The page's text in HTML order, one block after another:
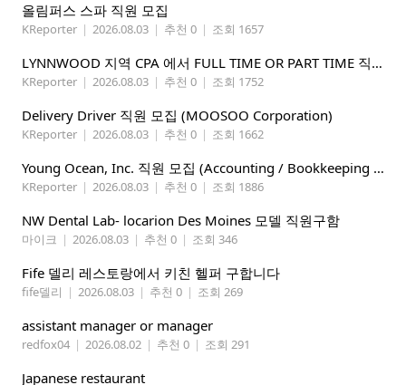
올림퍼스 스파 직원 모집
KReporter | 2026.08.03 | 추천 0 | 조회 1657
LYNNWOOD 지역 CPA 에서 FULL TIME OR PART TIME 직원을 찾습니다
KReporter | 2026.08.03 | 추천 0 | 조회 1752
Delivery Driver 직원 모집 (MOOSOO Corporation)
KReporter | 2026.08.03 | 추천 0 | 조회 1662
Young Ocean, Inc. 직원 모집 (Accounting / Bookkeeping 분야)
KReporter | 2026.08.03 | 추천 0 | 조회 1886
NW Dental Lab- locarion Des Moines 모델 직원구함
마이크 | 2026.08.03 | 추천 0 | 조회 346
Fife 델리 레스토랑에서 키친 헬퍼 구합니다
fife델리 | 2026.08.03 | 추천 0 | 조회 269
assistant manager or manager
redfox04 | 2026.08.02 | 추천 0 | 조회 291
Japanese restaurant